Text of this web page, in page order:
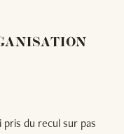
du recul sur pas